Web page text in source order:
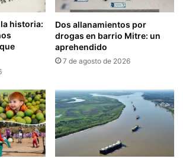
historia:
Dos allanamientos por
drogas en barrio Mitre: un
aprehendido
7 de agosto de 2026